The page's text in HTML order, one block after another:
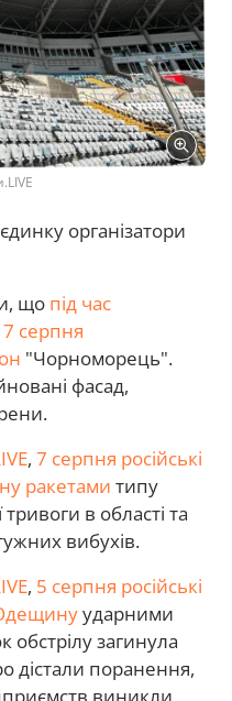
організатори
що під час
7 серпня
"Чорноморець".
фасад,
, 7 серпня російські
ракетами типу
в області та
вибухів.
, 5 серпня російські
ударними
обстрілу загинула
дістали поранення,